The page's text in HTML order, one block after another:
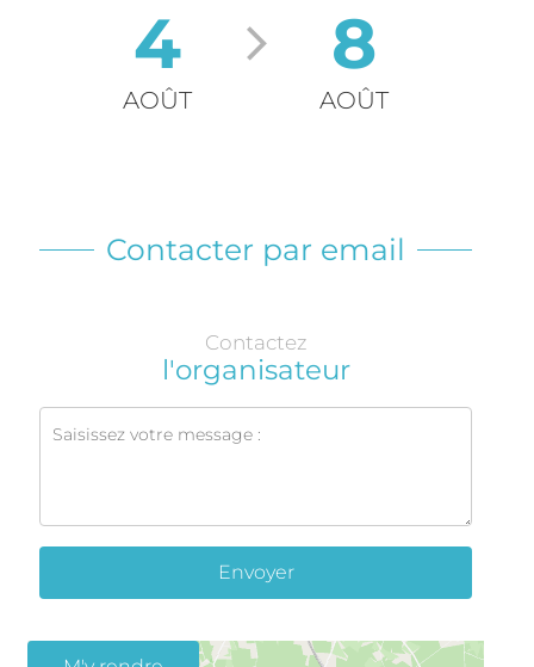
4
AOÛT
8
AOÛT
Contacter par email
Contactez
l'organisateur
Envoyer